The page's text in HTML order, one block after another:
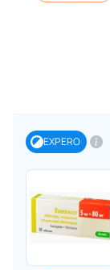
EXPERO